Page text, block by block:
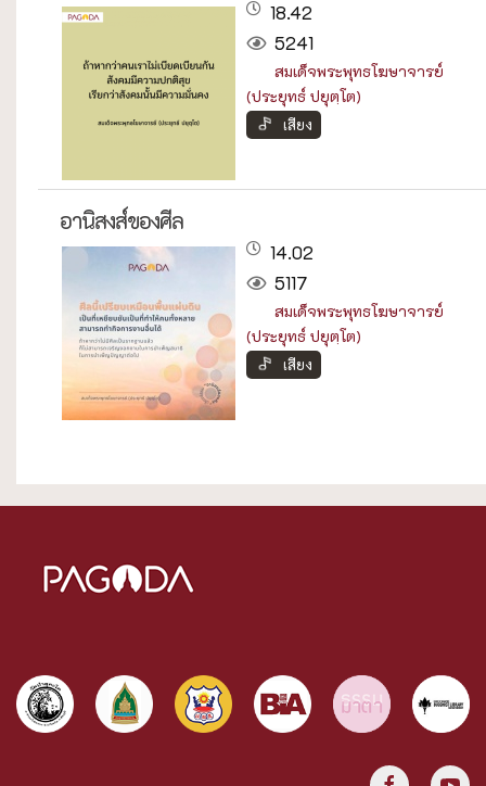
18.42
5241
สมเด็จพระพุทธโฆษาจารย์
(ประยุทธ์ ปยุตฺโต)
เสียง
อานิสงส์ของศีล
14.02
5117
สมเด็จพระพุทธโฆษาจารย์
(ประยุทธ์ ปยุตฺโต)
เสียง